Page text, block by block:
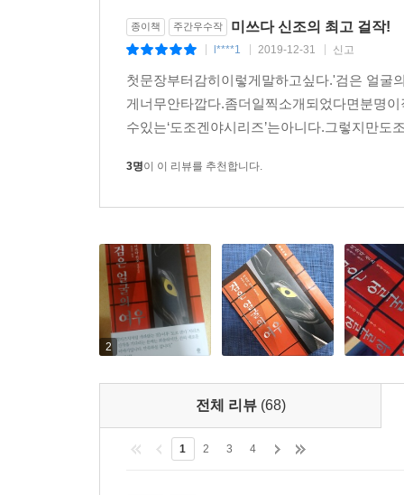
종이책 주간우수작 미쓰다 신조의 최고 걸작!
l****1 2019-12-31 신고
첫문장부터감히이렇게말하고싶다.'검은 얼굴
게너무안타깝다.좀더일찍소개되었다면분명
수있는‘도조겐야시리즈’는아니다.그렇지만
3명이 이 리뷰를 추천합니다.
2
전체 리뷰 (68)
1 2 3 4